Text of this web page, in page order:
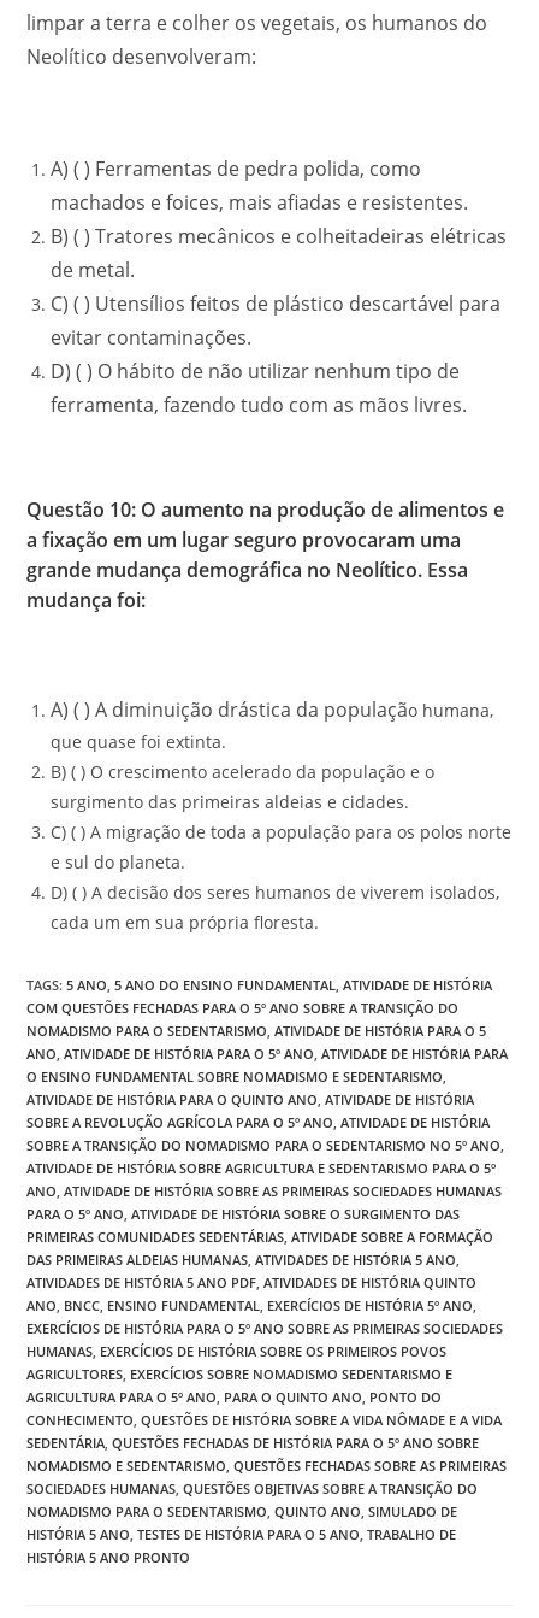
limpar a terra e colher os vegetais, os humanos do
Neolítico desenvolveram:
A) ( ) Ferramentas de pedra polida, como
machados e foices, mais afiadas e resistentes.
B) ( ) Tratores mecânicos e colheitadeiras elétricas
de metal.
C) ( ) Utensílios feitos de plástico descartável para
evitar contaminações.
D) ( ) O hábito de não utilizar nenhum tipo de
ferramenta, fazendo tudo com as mãos livres.
Questão 10: O aumento na produção de alimentos e
a fixação em um lugar seguro provocaram uma
grande mudança demográfica no Neolítico. Essa
mudança foi:
A) ( ) A diminuição drástica da população humana,
que quase foi extinta.
B) ( ) O crescimento acelerado da população e o
surgimento das primeiras aldeias e cidades.
C) ( ) A migração de toda a população para os polos norte
e sul do planeta.
D) ( ) A decisão dos seres humanos de viverem isolados,
cada um em sua própria floresta.
TAGS:5 ANO 5 ANO DO ENSINO FUNDAMENTAL
ATIVIDADE DE HISTÓRIA
COM QUESTÕES FECHADAS PARA O 5º ANO SOBRE A TRANSIÇÃO DO
NOMADISMO PARA O SEDENTARISMO ATIVIDADE DE HISTÓRIA PARA O 5
ANO ATIVIDADE DE HISTÓRIA PARA O 5º ANO ATIVIDADE DE HISTÓRIA PARA
O ENSINO FUNDAMENTAL SOBRE NOMADISMO E SEDENTARISMO
ATIVIDADE DE HISTÓRIA PARA O QUINTO ANO ATIVIDADE DE HISTÓRIA
SOBRE A REVOLUÇÃO AGRÍCOLA PARA O 5º ANO ATIVIDADE DE HISTÓRIA
SOBRE A TRANSIÇÃO DO NOMADISMO PARA O SEDENTARISMO NO 5º ANO
ATIVIDADE DE HISTÓRIA SOBRE AGRICULTURA E SEDENTARISMO PARA O 5º
ANO ATIVIDADE DE HISTÓRIA SOBRE AS PRIMEIRAS SOCIEDADES HUMANAS
PARA O 5º ANO ATIVIDADE DE HISTÓRIA SOBRE O SURGIMENTO DAS
PRIMEIRAS COMUNIDADES SEDENTÁRIAS ATIVIDADE SOBRE A FORMAÇÃO
DAS PRIMEIRAS ALDEIAS HUMANAS ATIVIDADES DE HISTÓRIA 5 ANO
ATIVIDADES DE HISTÓRIA 5 ANO PDF ATIVIDADES DE HISTÓRIA QUINTO
ANO BNCC ENSINO FUNDAMENTAL EXERCÍCIOS DE HISTÓRIA 5º ANO
EXERCÍCIOS DE HISTÓRIA PARA O 5º ANO SOBRE AS PRIMEIRAS SOCIEDADES
HUMANAS EXERCÍCIOS DE HISTÓRIA SOBRE OS PRIMEIROS POVOS
AGRICULTORES EXERCÍCIOS SOBRE NOMADISMO SEDENTARISMO E
AGRICULTURA PARA O 5º ANO PARA O QUINTO ANO PONTO DO
CONHECIMENTO QUESTÕES DE HISTÓRIA SOBRE A VIDA NÔMADE E A VIDA
SEDENTÁRIA QUESTÕES FECHADAS DE HISTÓRIA PARA O 5º ANO SOBRE
NOMADISMO E SEDENTARISMO QUESTÕES FECHADAS SOBRE AS PRIMEIRAS
SOCIEDADES HUMANAS QUESTÕES OBJETIVAS SOBRE A TRANSIÇÃO DO
NOMADISMO PARA O SEDENTARISMO QUINTO ANO SIMULADO DE
HISTÓRIA 5 ANO TESTES DE HISTÓRIA PARA O 5 ANO TRABALHO DE
HISTÓRIA 5 ANO PRONTO